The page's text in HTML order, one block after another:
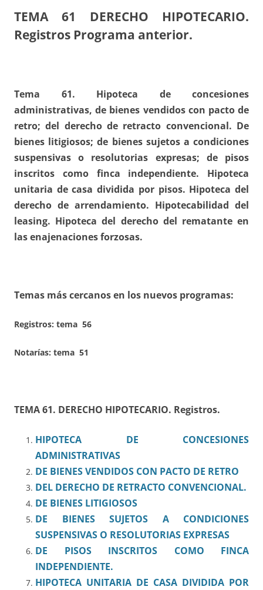
TEMA 61 DERECHO HIPOTECARIO.
Registros Programa anterior.
Tema 61. Hipoteca de concesiones
administrativas, de bienes vendidos con pacto de
retro; del derecho de retracto convencional. De
bienes litigiosos; de bienes sujetos a condiciones
suspensivas o resolutorias expresas; de pisos
inscritos como finca independiente. Hipoteca
unitaria de casa dividida por pisos. Hipoteca del
derecho de arrendamiento. Hipotecabilidad del
leasing. Hipoteca del derecho del rematante en
las enajenaciones forzosas.
Temas más cercanos en los nuevos programas:
Registros: tema 56
Notarías: tema 51
TEMA 61. DERECHO HIPOTECARIO. Registros.
HIPOTECA DE CONCESIONES
ADMINISTRATIVAS
DE BIENES VENDIDOS CON PACTO DE RETRO
DEL DERECHO DE RETRACTO CONVENCIONAL.
DE BIENES LITIGIOSOS
DE BIENES SUJETOS A CONDICIONES
SUSPENSIVAS O RESOLUTORIAS EXPRESAS
DE PISOS INSCRITOS COMO FINCA
INDEPENDIENTE.
HIPOTECA UNITARIA DE CASA DIVIDIDA POR